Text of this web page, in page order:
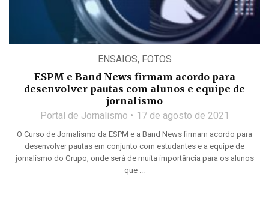
ENSAIOS, FOTOS
ESPM e Band News firmam acordo para
desenvolver pautas com alunos e equipe de
jornalismo
Portal de Jornalismo 17 de agosto de 2021
O Curso de Jornalismo da ESPM e a Band News firmam acordo para
desenvolver pautas em conjunto com estudantes e a equipe de
jornalismo do Grupo, onde será de muita importância para os alunos
que ...